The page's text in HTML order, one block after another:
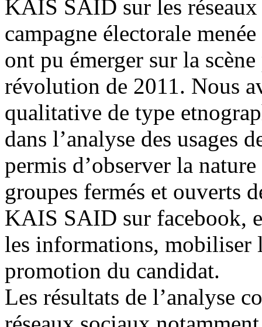
KAIS SAID sur les réseaux
campagne électorale
ont pu émerger sur la
révolution de 2011. Nous
qualitative de type
dans l’analyse des usages
permis d’observer la
groupes fermés et ouverts
KAIS SAID sur facebook,
les informations, mobiliser
promotion du candidat.
Les résultats de l’analyse